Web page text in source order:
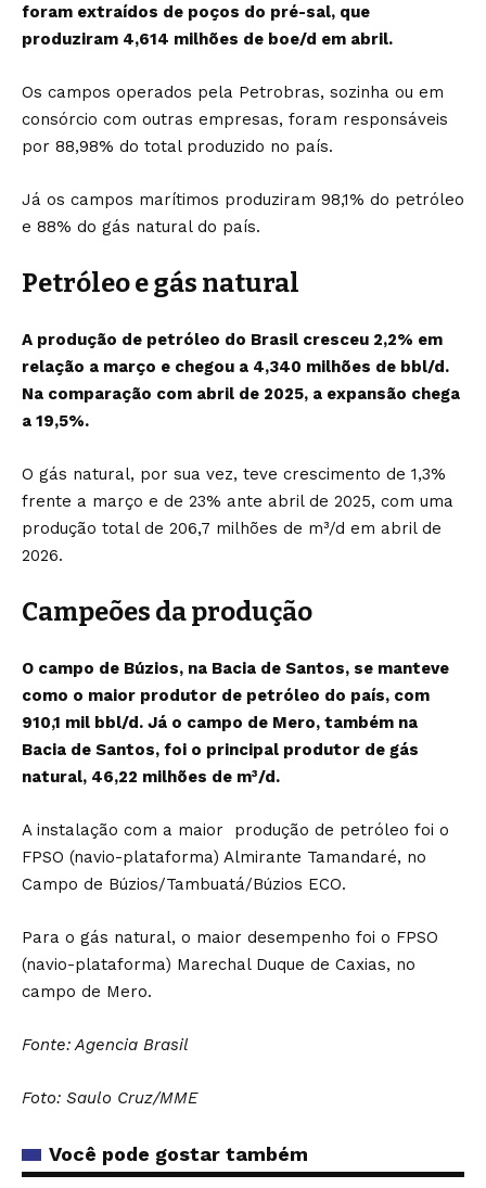
foram extraídos de poços do pré-sal, que
produziram 4,614 milhões de boe/d em abril.
Os campos operados pela Petrobras, sozinha ou em
consórcio com outras empresas, foram responsáveis
por 88,98% do total produzido no país.
Já os campos marítimos produziram 98,1% do petróleo
e 88% do gás natural do país.
Petróleo e gás natural
A produção de petróleo do Brasil cresceu 2,2% em
relação a março e chegou a 4,340 milhões de bbl/d.
Na comparação com abril de 2025, a expansão chega
a 19,5%.
O gás natural, por sua vez, teve crescimento de 1,3%
frente a março e de 23% ante abril de 2025, com uma
produção total de 206,7 milhões de m³/d em abril de
2026.
Campeões da produção
O campo de Búzios, na Bacia de Santos, se manteve
como o maior produtor de petróleo do país, com
910,1 mil bbl/d. Já o campo de Mero, também na
Bacia de Santos, foi o principal produtor de gás
natural, 46,22 milhões de m³/d.
A instalação com a maior produção de petróleo foi o
FPSO (navio-plataforma) Almirante Tamandaré, no
Campo de Búzios/Tambuatá/Búzios ECO.
Para o gás natural, o maior desempenho foi o FPSO
(navio-plataforma) Marechal Duque de Caxias, no
campo de Mero.
Fonte: Agencia Brasil
Foto: Saulo Cruz/MME
Você pode gostar também